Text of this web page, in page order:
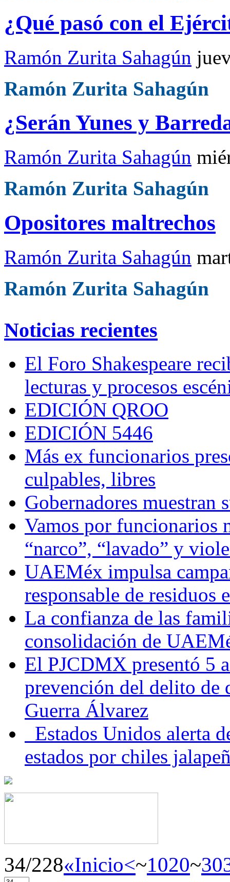
¿Qué pasó con el
Ramón Zurita Sahagún
Ramón Zurita Sahagún
¿Serán Yunes y
Ramón Zurita Sahagún
Ramón Zurita Sahagún
Opositores maltrechos
Ramón Zurita Sahagún
Ramón Zurita Sahagún
Noticias recientes
El Foro Shakespeare
lecturas y procesos
EDICIÓN QROO
EDICIÓN 5446
Más ex funcionarios
culpables, libres
Gobernadores muestran
Vamos por funcionarios
“narco”, “lavado” y
UAEMéx impulsa
responsable de residuos
La confianza de las
consolidación de
El PJCDMX presentó 5
prevención del delito de
Guerra Álvarez
Estados Unidos alerta
estados por chiles
34/228«Inicio<~1020~30